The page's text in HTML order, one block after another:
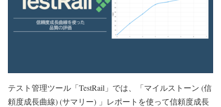
テスト管理ツール「TestRail」では、「マイルストーン (信
頼度成長曲線) (サマリー) 」レポートを使って信頼度成長